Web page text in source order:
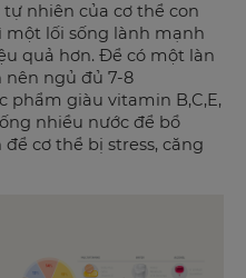
nhiên của cơ thể con
một lối sống lành mạnh
quả hơn. Để có một làn
nên ngủ đủ 7-8
phẩm giàu vitamin B,C,E,
nhiều nước để bổ
cơ thể bị stress, căng